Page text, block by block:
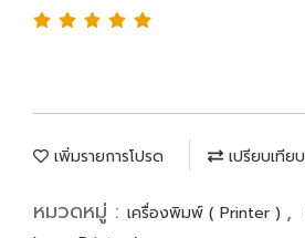
เพิ่มรายการโปรด เปรียบเทียบ
หมวดหมู่ : เครื่องพิมพ์ ( Printer ) ,